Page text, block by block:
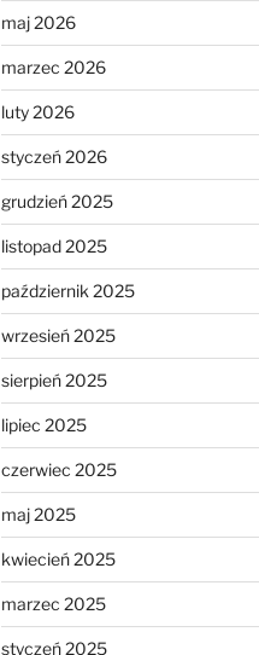
maj 2026
marzec 2026
luty 2026
styczeń 2026
grudzień 2025
listopad 2025
październik 2025
wrzesień 2025
sierpień 2025
lipiec 2025
czerwiec 2025
maj 2025
kwiecień 2025
marzec 2025
styczeń 2025